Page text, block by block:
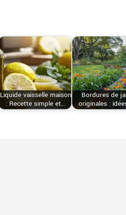
Liquide vaisselle maison
: Recette simple et…
Bordures de
originales :